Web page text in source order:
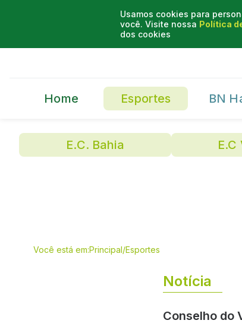
Usamos cookies para
você. Visite nossa Política
dos cookies
Home Esportes BN
E.C. Bahia E.C
Você está em:Principal/Esportes
Notícia
Conselho do